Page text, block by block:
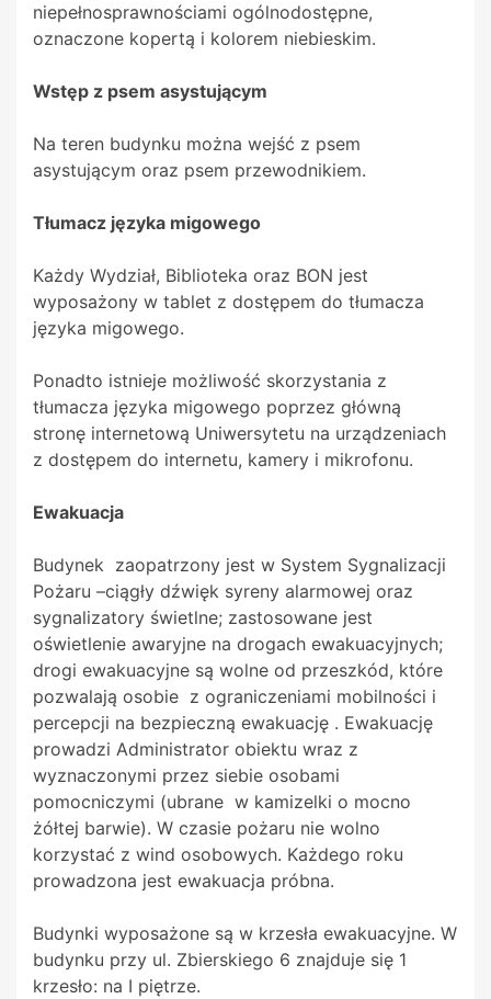
niepełnosprawnościami ogólnodostępne,
oznaczone kopertą i kolorem niebieskim.
Wstęp z psem asystującym
Na teren budynku można wejść z psem
asystującym oraz psem przewodnikiem.
Tłumacz języka migowego
Każdy Wydział, Biblioteka oraz BON jest
wyposażony w tablet z dostępem do tłumacza
języka migowego.
Ponadto istnieje możliwość skorzystania z
tłumacza języka migowego poprzez główną
stronę internetową Uniwersytetu na urządzeniach
z dostępem do internetu, kamery i mikrofonu.
Ewakuacja
Budynek zaopatrzony jest w System Sygnalizacji
Pożaru –ciągły dźwięk syreny alarmowej oraz
sygnalizatory świetlne; zastosowane jest
oświetlenie awaryjne na drogach ewakuacyjnych;
drogi ewakuacyjne są wolne od przeszkód, które
pozwalają osobie z ograniczeniami mobilności i
percepcji na bezpieczną ewakuację . Ewakuację
prowadzi Administrator obiektu wraz z
wyznaczonymi przez siebie osobami
pomocniczymi (ubrane w kamizelki o mocno
żółtej barwie). W czasie pożaru nie wolno
korzystać z wind osobowych. Każdego roku
prowadzona jest ewakuacja próbna.
Budynki wyposażone są w krzesła ewakuacyjne. W
budynku przy ul. Zbierskiego 6 znajduje się 1
krzesło: na I piętrze.